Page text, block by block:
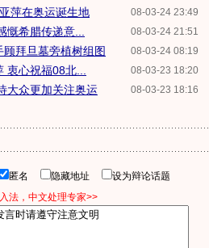
08-03-24 23:49
萍在奥运诞生地
08-03-24 21:51
希腊传递意...
08-03-24 08:19
拜旦墓旁植树组图
08-03-23 18:20
心祝福08北...
08-03-23 18:16
大众更加关注奥运
匿名 隐藏地址
设为辩论话题
法，中文处理专家>>